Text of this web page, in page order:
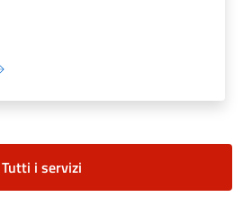
Tutti i servizi